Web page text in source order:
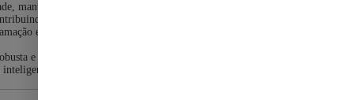
mantendo a temperatura estável com baixo consumo e
para um desempenho mais confiável ao longo do
e monitoramento diretamente pelo smartphone,
e eficiente. O Ar Condicionado Split Teto Inverter LG
que facilitam o dia a dia.